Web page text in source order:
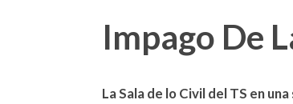
Impago De
La Sala de lo Civil del TS en